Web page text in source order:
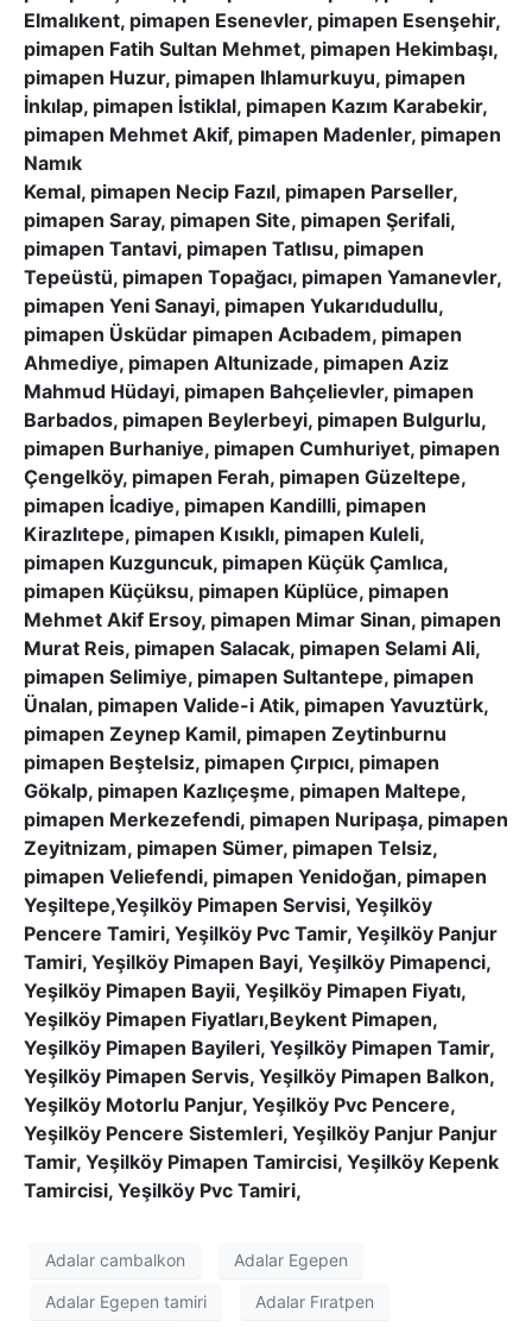
Elmalıkent, pimapen Esenevler, pimapen Esenşehir,
pimapen Fatih Sultan Mehmet, pimapen Hekimbaşı,
pimapen Huzur, pimapen Ihlamurkuyu, pimapen
İnkılap, pimapen İstiklal, pimapen Kazım Karabekir,
pimapen Mehmet Akif, pimapen Madenler, pimapen
Namık
Kemal, pimapen Necip Fazıl, pimapen Parseller,
pimapen Saray, pimapen Site, pimapen Şerifali,
pimapen Tantavi, pimapen Tatlısu, pimapen
Tepeüstü, pimapen Topağacı, pimapen Yamanevler,
pimapen Yeni Sanayi, pimapen Yukarıdudullu,
pimapen Üsküdar pimapen Acıbadem, pimapen
Ahmediye, pimapen Altunizade, pimapen Aziz
Mahmud Hüdayi, pimapen Bahçelievler, pimapen
Barbados, pimapen Beylerbeyi, pimapen Bulgurlu,
pimapen Burhaniye, pimapen Cumhuriyet, pimapen
Çengelköy, pimapen Ferah, pimapen Güzeltepe,
pimapen İcadiye, pimapen Kandilli, pimapen
Kirazlıtepe, pimapen Kısıklı, pimapen Kuleli,
pimapen Kuzguncuk, pimapen Küçük Çamlıca,
pimapen Küçüksu, pimapen Küplüce, pimapen
Mehmet Akif Ersoy, pimapen Mimar Sinan, pimapen
Murat Reis, pimapen Salacak, pimapen Selami Ali,
pimapen Selimiye, pimapen Sultantepe, pimapen
Ünalan, pimapen Valide-i Atik, pimapen Yavuztürk,
pimapen Zeynep Kamil, pimapen Zeytinburnu
pimapen Beştelsiz, pimapen Çırpıcı, pimapen
Gökalp, pimapen Kazlıçeşme, pimapen Maltepe,
pimapen Merkezefendi, pimapen Nuripaşa, pimapen
Zeyitnizam, pimapen Sümer, pimapen Telsiz,
pimapen Veliefendi, pimapen Yenidoğan, pimapen
Yeşiltepe,Yeşilköy Pimapen Servisi, Yeşilköy
Pencere Tamiri, Yeşilköy Pvc Tamir, Yeşilköy Panjur
Tamiri, Yeşilköy Pimapen Bayi, Yeşilköy Pimapenci,
Yeşilköy Pimapen Bayii, Yeşilköy Pimapen Fiyatı,
Yeşilköy Pimapen Fiyatları,Beykent Pimapen,
Yeşilköy Pimapen Bayileri, Yeşilköy Pimapen Tamir,
Yeşilköy Pimapen Servis, Yeşilköy Pimapen Balkon,
Yeşilköy Motorlu Panjur, Yeşilköy Pvc Pencere,
Yeşilköy Pencere Sistemleri, Yeşilköy Panjur Panjur
Tamir, Yeşilköy Pimapen Tamircisi, Yeşilköy Kepenk
Tamircisi, Yeşilköy Pvc Tamiri,
Adalar cambalkon Adalar Egepen
Adalar Egepen tamiri Adalar Fıratpen